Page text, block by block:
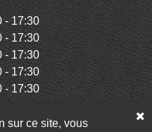
- 17:30
- 17:30
- 17:30
- 17:30
- 17:30
sur ce site, vous